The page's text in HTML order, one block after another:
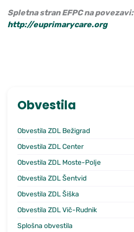
Obvestila
Obvestila ZDL Bežigrad
Obvestila ZDL Center
Obvestila ZDL Moste-Polje
Obvestila ZDL Šentvid
Obvestila ZDL Šiška
Obvestila ZDL Vič-Rudnik
Splošna obvestila
Spletna stran EFPC na povezavi:
http://euprimarycare.org